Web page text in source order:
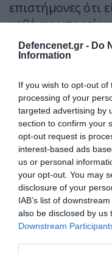
Defencenet.gr - Do
Information
If you wish to opt-out
processing of your
targeted advertising by
section to confirm your
opt-out request is
interest-based ads
us or personal
your opt-out. You may
disclosure of your
IAB’s list of
also be disclosed by us
Downstream
επιστήμονες ότι
καθένας μπορεί
απέρριψε
κυβέρνηση και
επιτρέπει
κτηνοτρόφων
εμβολιασμός
δημιουργούσε
προβλήματα».
Για την δήλωση
τις αμβλώσεις
δήλωση αυτή
Μαρινάκης είπε